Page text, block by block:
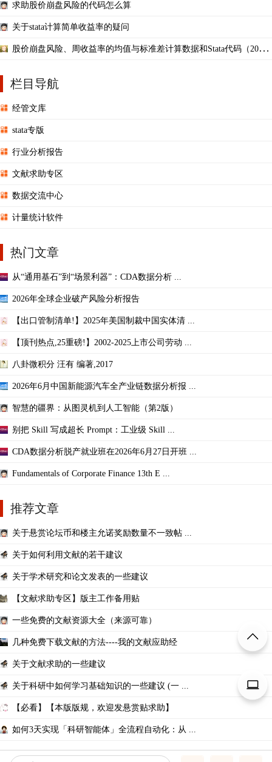
求助股价崩盘风险的代码怎么算
关于stata计算简单收益率的疑问
股价崩盘风险、周收益率的均值与标准差计算数据和Stata代码（2000-
栏目导航
经管文库
stata专版
行业分析报告
文献求助专区
数据交流中心
计量统计软件
热门文章
从“通用基石”到“场景利器”：CDA数据分析 ...
2026年全球企业破产风险分析报告
【出口管制清单!】2025年美国制裁中国实体清 ...
【顶刊热点,25重磅!】2002-2025上市公司劳动 ...
八卦微积分 汪有 编著,2017
2026年6月中国新能源汽车全产业链数据分析报 ...
智慧的疆界：从图灵机到人工智能（第2版）
别把 Skill 写成超长 Prompt：工业级 Skill ...
CDA数据分析脱产就业班在2026年6月27日开班 ...
Fundamentals of Corporate Finance 13th E ...
推荐文章
关于悬赏论坛币和楼主允诺奖励数量不一致帖 ...
关于如何利用文献的若干建议
关于学术研究和论文发表的一些建议
【文献求助专区】版主工作备用贴
一些免费的文献资源大全（来源可靠）
几种免费下载文献的方法----我的文献应助经
关于文献求助的一些建议
关于科研中如何学习基础知识的一些建议 (一 ...
【必看】【本版版规，欢迎发悬赏贴求助】
如何3天实现「科研智能体」全流程自动化：从 ...